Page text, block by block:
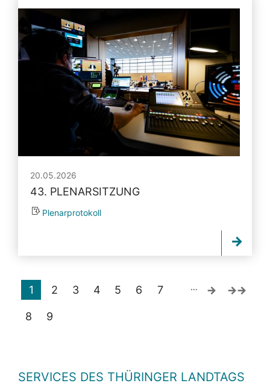
20.05.2026
43. PLENARSITZUNG
Plenarprotokoll
1 2 3 4 5 6 7
8 9
…
SERVICES DES THÜRINGER LANDTAGS